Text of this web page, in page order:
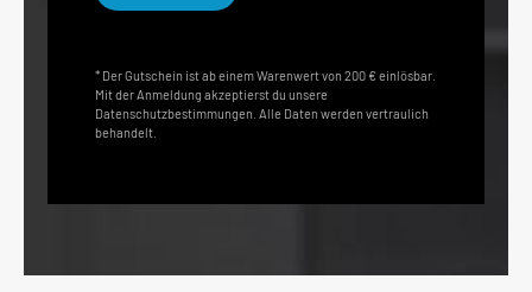
* Der Gutschein ist ab einem Warenwert von 200 € einlösbar.
Mit der Anmeldung akzeptierst du unsere
Datenschutzbestimmungen. Alle Daten werden vertraulich
behandelt.